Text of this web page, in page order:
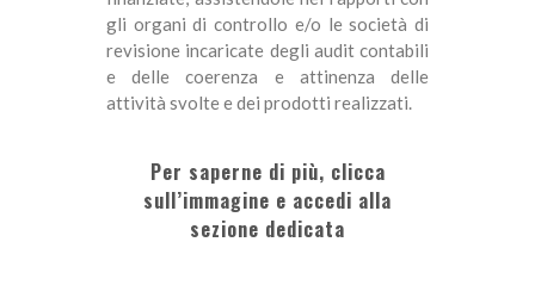
gli organi di controllo e/o le società di
revisione incaricate degli audit contabili
e delle coerenza e attinenza delle
attività svolte e dei prodotti realizzati.
Per saperne di più, clicca
sull’immagine e accedi alla
sezione dedicata